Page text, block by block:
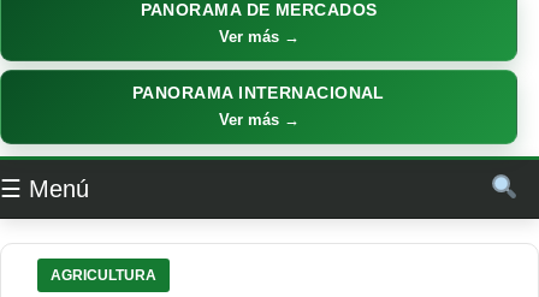
PANORAMA DE MERCADOS
Ver más →
PANORAMA INTERNACIONAL
Ver más →
☰ Menú
AGRICULTURA